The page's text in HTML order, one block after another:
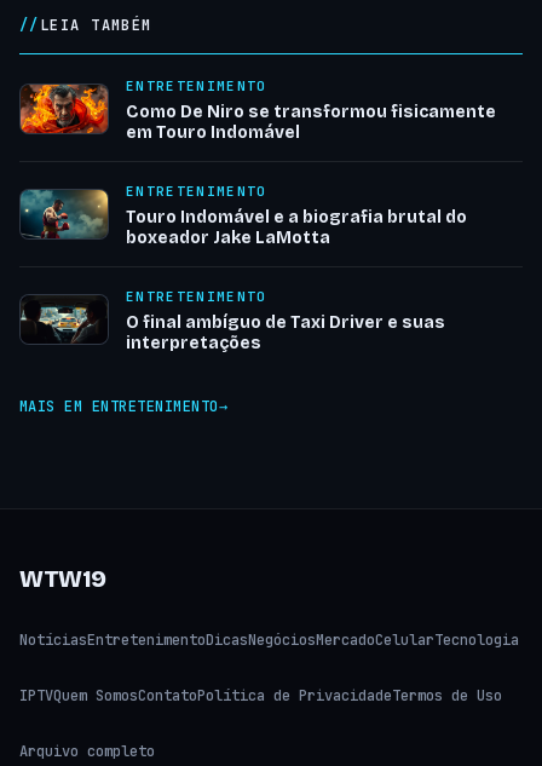
LEIA TAMBÉM
ENTRETENIMENTO
Como De Niro se transformou fisicamente
em Touro Indomável
ENTRETENIMENTO
Touro Indomável e a biografia brutal do
boxeador Jake LaMotta
ENTRETENIMENTO
O final ambíguo de Taxi Driver e suas
interpretações
MAIS EM ENTRETENIMENTO
WTW19
NotíciasEntretenimentoDicasNegóciosMercadoCelularTecnologia
IPTVQuem SomosContatoPolítica de PrivacidadeTermos de Uso
Arquivo completo